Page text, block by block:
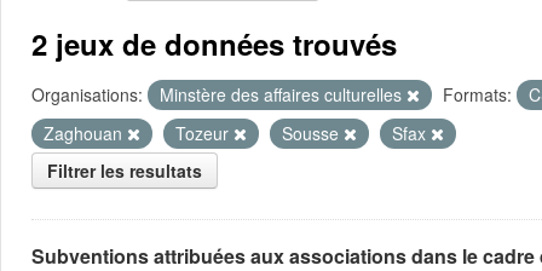
2 jeux de données trouvés
Organisations: Minstère des affaires culturelles Formats:
Zaghouan
Tozeur Sousse
Sfax
Filtrer les resultats
Subventions attribuées aux associations dans le